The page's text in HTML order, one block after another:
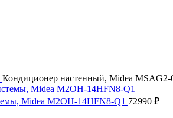
Кондиционер настенный, Midea
Midea M2OH-14HFN8-Q1 72990 ₽